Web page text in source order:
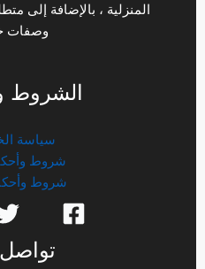
المنزلية ، بالإضافة إلى
وصفات
الشروط
سياسة
شروط
شروط